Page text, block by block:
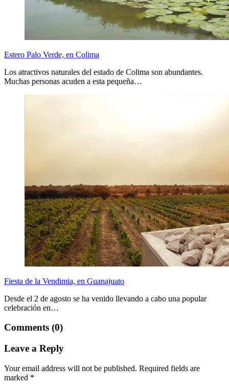
Estero Palo Verde, en Colima
Los atractivos naturales del estado de Colima son abundantes.
Muchas personas acuden a esta pequeña…
Fiesta de la Vendimia, en Guanajuato
Desde el 2 de agosto se ha venido llevando a cabo una popular
celebración en…
Comments (0)
Leave a Reply
Your email address will not be published. Required fields are
marked *